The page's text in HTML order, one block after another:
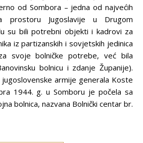
od Sombora – jedna od najvećih
prostoru Jugoslavije u Drugom
su bili potrebni objekti i kadrovi za
iz partizanskih i sovjetskih jedinica
svoje bolničke potrebe, već bila
bolnicu i zdanje Županije).
armije generala Koste
1944. g. u Somboru je počela sa
bolnica, nazvana Bolnički centar br.